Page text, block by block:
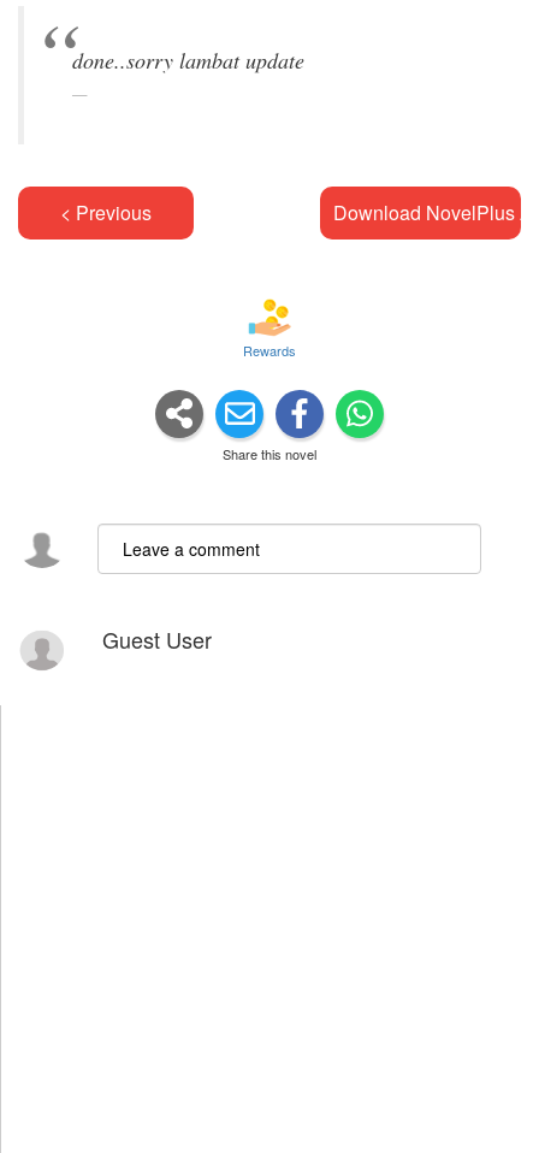
< Previous Download NovelPlus
Rewards
Share this novel
Guest User